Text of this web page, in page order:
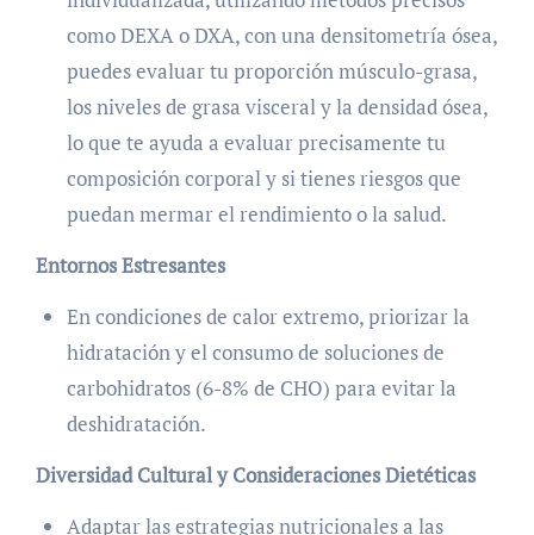
como DEXA o DXA, con una densitometría ósea,
puedes evaluar tu proporción músculo-grasa,
los niveles de grasa visceral y la densidad ósea,
lo que te ayuda a evaluar precisamente tu
composición corporal y si tienes riesgos que
puedan mermar el rendimiento o la salud.
Entornos Estresantes
En condiciones de calor extremo, priorizar la
hidratación y el consumo de soluciones de
carbohidratos (6-8% de CHO) para evitar la
deshidratación.
Diversidad Cultural y Consideraciones Dietéticas
Adaptar las estrategias nutricionales a las